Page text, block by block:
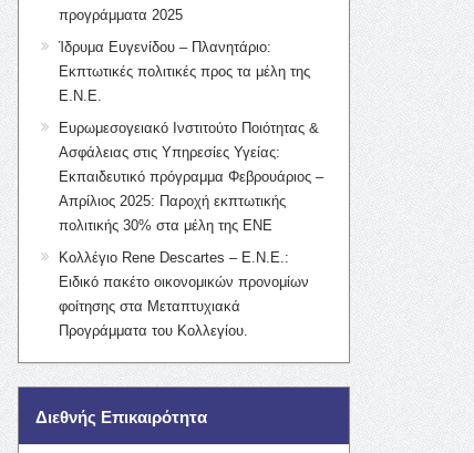
προγράμματα 2025
Ίδρυμα Ευγενίδου – Πλανητάριο:
Εκπτωτικές πολιτικές προς τα μέλη της
Ε.Ν.Ε.
Ευρωμεσογειακό Ινστιτούτο Ποιότητας &
Ασφάλειας στις Υπηρεσίες Υγείας:
Εκπαιδευτικό πρόγραμμα Φεβρουάριος –
Απρίλιος 2025: Παροχή εκπτωτικής
πολιτικής 30% στα μέλη της ΕΝΕ
Κολλέγιο Rene Descartes – Ε.Ν.Ε.:
Ειδικό πακέτο οικονομικών προνομίων
φοίτησης στα Μεταπτυχιακά
Προγράμματα του Κολλεγίου.
Διεθνής Επικαιρότητα